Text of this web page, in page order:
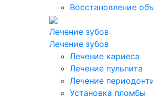
Восстановление
Лечение зубов
Лечение зубов
Лечение кариеса
Лечение пульпита
Лечение
Установка пломбы